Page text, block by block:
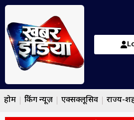
होम ब्रेकिंग न्यूज़ एक्सक्लूसिव राज्य-